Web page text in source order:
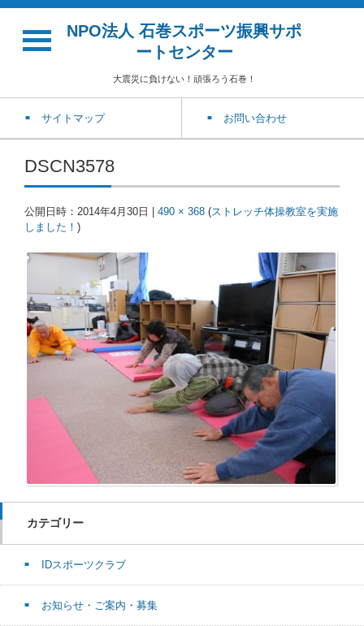
NPO法人 石巻スポーツ振興サポ
ートセンター
大震災に負けない！頑張ろう石巻！
サイトマップ お問い合わせ
DSCN3578
公開日時： 2014年4月30日 490 × 368 (ストレッチ体操教室を実施
しました！ )
カテゴリー
IDスポーツクラブ
お知らせ・ご案内・募集